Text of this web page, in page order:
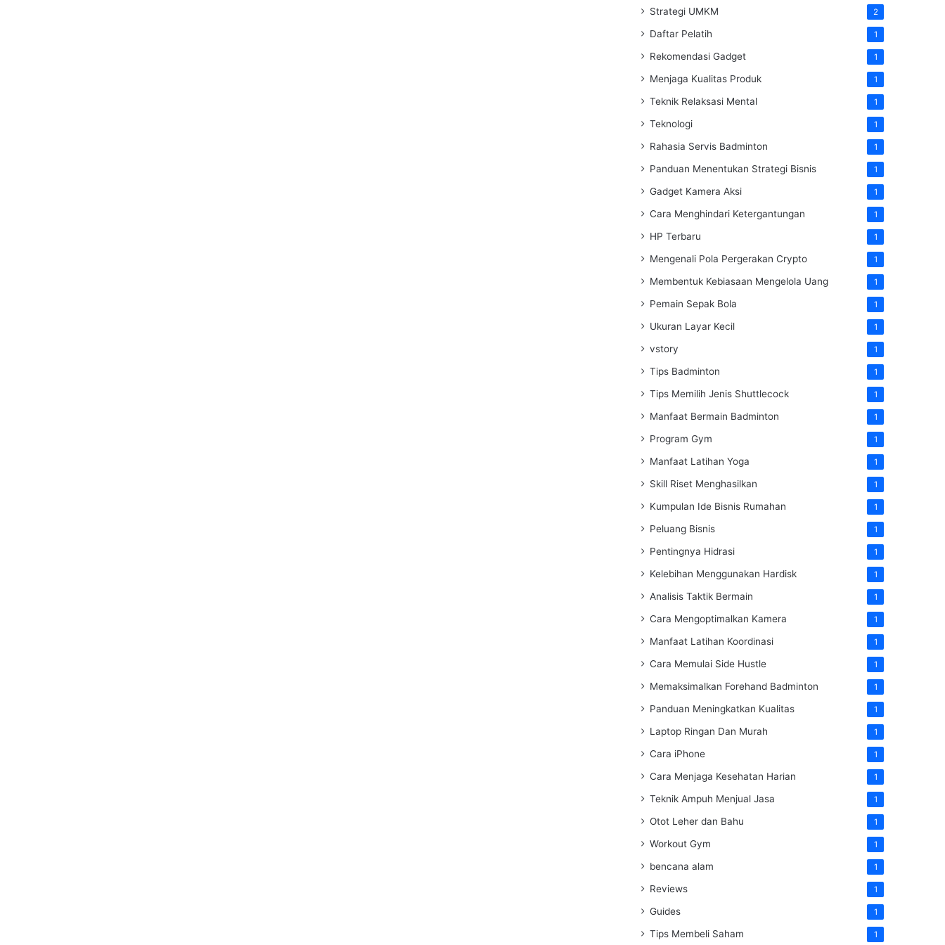
Strategi UMKM 2
Daftar Pelatih 1
Rekomendasi Gadget 1
Menjaga Kualitas Produk 1
Teknik Relaksasi Mental 1
Teknologi 1
Rahasia Servis Badminton 1
Panduan Menentukan Strategi Bisnis 1
Gadget Kamera Aksi 1
Cara Menghindari Ketergantungan 1
HP Terbaru 1
Mengenali Pola Pergerakan Crypto 1
Membentuk Kebiasaan Mengelola Uang 1
Pemain Sepak Bola 1
Ukuran Layar Kecil 1
vstory 1
Tips Badminton 1
Tips Memilih Jenis Shuttlecock 1
Manfaat Bermain Badminton 1
Program Gym 1
Manfaat Latihan Yoga 1
Skill Riset Menghasilkan 1
Kumpulan Ide Bisnis Rumahan 1
Peluang Bisnis 1
Pentingnya Hidrasi 1
Kelebihan Menggunakan Hardisk 1
Analisis Taktik Bermain 1
Cara Mengoptimalkan Kamera 1
Manfaat Latihan Koordinasi 1
Cara Memulai Side Hustle 1
Memaksimalkan Forehand Badminton 1
Panduan Meningkatkan Kualitas 1
Laptop Ringan Dan Murah 1
Cara iPhone 1
Cara Menjaga Kesehatan Harian 1
Teknik Ampuh Menjual Jasa 1
Otot Leher dan Bahu 1
Workout Gym 1
bencana alam 1
Reviews 1
Guides 1
Tips Membeli Saham 1